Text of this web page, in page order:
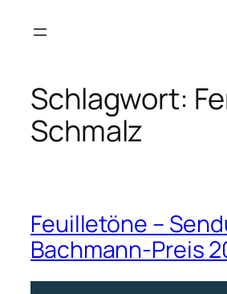
Inhalt
Schlagwort:
Schmalz
Feuilletöne –
Bachmann-Preis